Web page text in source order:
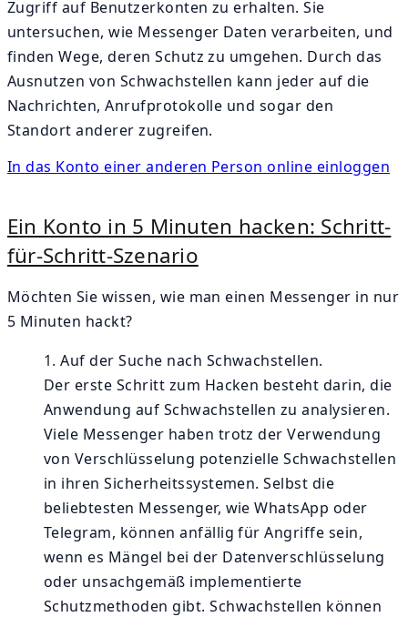
Zugriff auf Benutzerkonten zu erhalten. Sie
untersuchen, wie Messenger Daten verarbeiten, und
finden Wege, deren Schutz zu umgehen. Durch das
Ausnutzen von Schwachstellen kann jeder auf die
Nachrichten, Anrufprotokolle und sogar den
Standort anderer zugreifen.
In das Konto einer anderen Person online einloggen
Ein Konto in 5 Minuten hacken: Schritt-
für-Schritt-Szenario
Möchten Sie wissen, wie man einen Messenger in nur
5 Minuten hackt?
Auf der Suche nach Schwachstellen.
Der erste Schritt zum Hacken besteht darin, die
Anwendung auf Schwachstellen zu analysieren.
Viele Messenger haben trotz der Verwendung
von Verschlüsselung potenzielle Schwachstellen
in ihren Sicherheitssystemen. Selbst die
beliebtesten Messenger, wie WhatsApp oder
Telegram, können anfällig für Angriffe sein,
wenn es Mängel bei der Datenverschlüsselung
oder unsachgemäß implementierte
Schutzmethoden gibt. Schwachstellen können